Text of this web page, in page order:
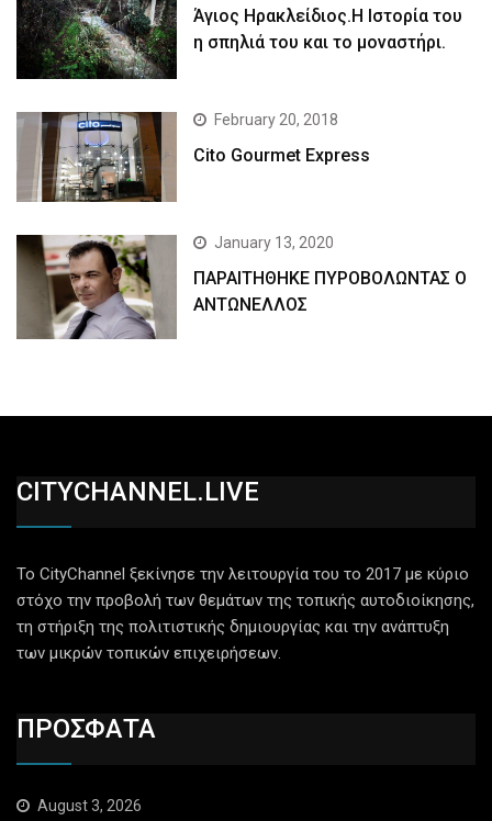
Άγιος Ηρακλείδιος.Η Ιστορία του
η σπηλιά του και το μοναστήρι.
February 20, 2018
Cito Gourmet Express
January 13, 2020
ΠΑΡΑΙΤΗΘΗΚΕ ΠΥΡΟΒΟΛΩΝΤΑΣ Ο
ΑΝΤΩΝΕΛΛΟΣ
CITYCHANNEL.LIVE
Το CityChannel ξεκίνησε την λειτουργία του το 2017 με κύριο
στόχο την προβολή των θεμάτων της τοπικής αυτοδιοίκησης,
τη στήριξη της πολιτιστικής δημιουργίας και την ανάπτυξη
των μικρών τοπικών επιχειρήσεων.
ΠΡΟΣΦΑΤΑ
August 3, 2026